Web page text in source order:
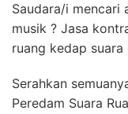
Saudara/i mencari
musik ? Jasa
ruang kedap suara
Serahkan
Peredam Suara